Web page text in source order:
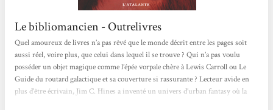
Le bibliomancien - Outrelivres
Quel amoureux de livres n’a pas rêvé que le monde décrit entre les pages soit
aussi réel, voire plus, que celui dans lequel il se trouve ? Qui n’a pas voulu
posséder un objet magique comme l’épée vorpale chère à Lewis Carroll ou Le
Guide du routard galactique et sa couverture si rassurante ? Lecteur avide en
plus d’être écrivain, Jim C. Hines a inventé un univers d’urban fantasy où la